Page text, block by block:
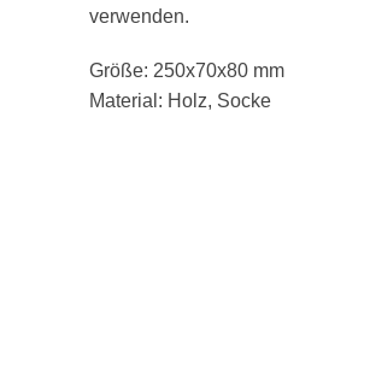
verwenden.
Größe: 250x70x80 mm
Material: Holz, Socke